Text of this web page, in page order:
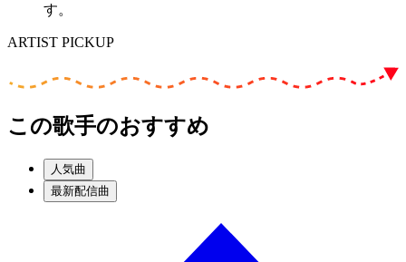
す。
ARTIST PICKUP
この歌手のおすすめ
人気曲
最新配信曲